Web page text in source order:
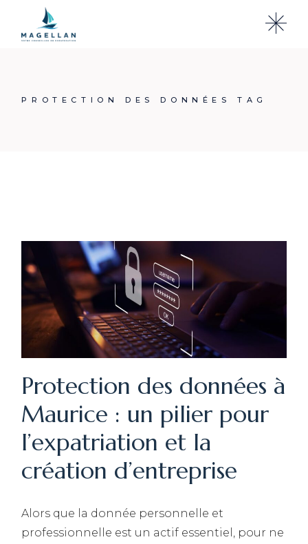
content
PROTECTION DES DONNÉES TAG
Protection des données à
Maurice : un pilier pour
l’expatriation et la
création d’entreprise
Alors que la donnée personnelle et
professionnelle est un actif essentiel, pour ne